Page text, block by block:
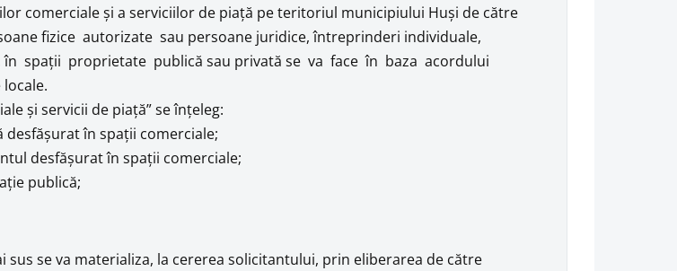
comerciale şi a serviciilor de piaţă pe teritoriul municipiului Huşi de către
fizice autorizate sau persoane juridice, întreprinderi individuale,
în spaţii proprietate publică sau privată se va face în baza acordului
şi servicii de piaţă” se înţeleg:
în spaţii comerciale;
desfăşurat în spaţii comerciale;
publică;
sus se va materializa, la cererea solicitantului, prin eliberarea de către